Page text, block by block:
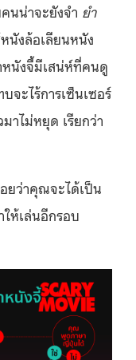
นน่าจะยังจำ ยำ
นังล้อเลียนหนัง
นังจี้มีเสน่ห์ที่คนดู
จะไร้การเซ็นเซอร์
าไม่หยุด เรียกว่า
ยว่าคุณจะได้เป็น
ห้เล่นอีกรอบ